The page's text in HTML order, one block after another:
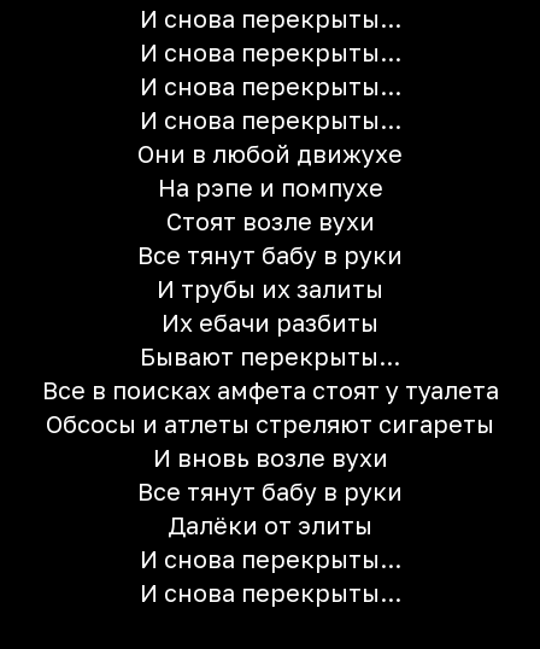
И снова перекрыты...
И снова перекрыты...
И снова перекрыты...
И снова перекрыты...
Они в любой движухе
На рэпе и помпухе
Стоят возле вухи
Все тянут бабу в руки
И трубы их залиты
Их ебачи разбиты
Бывают перекрыты...
Все в поисках амфета стоят у туалета
Обсосы и атлеты стреляют сигареты
И вновь возле вухи
Все тянут бабу в руки
Далёки от элиты
И снова перекрыты...
И снова перекрыты...